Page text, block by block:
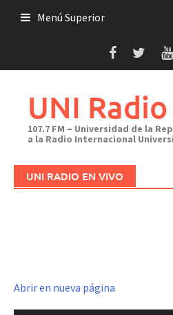
Menú Superior
UNI Radio
107.7 FM – Universidad de la
a la Radio Internacional
UNI RADIO EN VIVO
Abrir en nueva página